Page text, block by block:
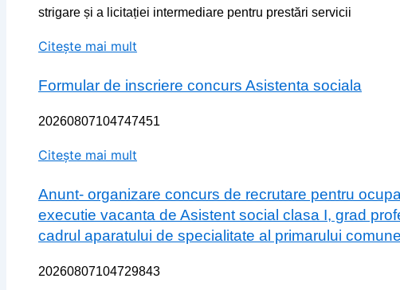
strigare și a licitației intermediare pentru prestări servicii
Citește mai mult
Formular de inscriere concurs Asistenta sociala
20260807104747451
Citește mai mult
Anunt- organizare concurs de recrutare pentru
executie vacanta de Asistent social clasa I, grad
cadrul aparatului de specialitate al primarului
20260807104729843